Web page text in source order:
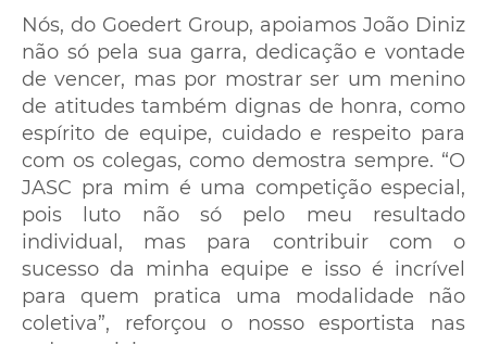
Nós, do Goedert Group, apoiamos João Diniz
não só pela sua garra, dedicação e vontade
de vencer, mas por mostrar ser um menino
de atitudes também dignas de honra, como
espírito de equipe, cuidado e respeito para
com os colegas, como demostra sempre. “O
JASC pra mim é uma competição especial,
pois luto não só pelo meu resultado
individual, mas para contribuir com o
sucesso da minha equipe e isso é incrível
para quem pratica uma modalidade não
coletiva”, reforçou o nosso esportista nas